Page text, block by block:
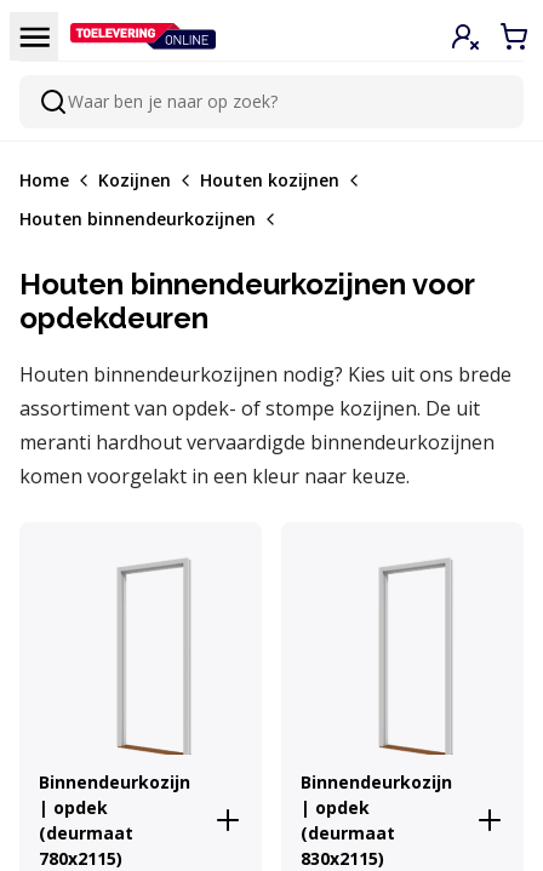
Menu
Zoeken
Waar ben je naar op zoek?
Inloggen
Home Kozijnen
Houten kozijnen
Houten binnendeurkozijnen
Houten binnendeurkozijnen voor
opdekdeuren
Houten binnendeurkozijnen nodig? Kies uit ons brede
assortiment van opdek- of stompe kozijnen. De uit
meranti hardhout vervaardigde binnendeurkozijnen
komen voorgelakt in een kleur naar keuze.
Binnendeurkozijn
| opdek
(deurmaat
780x2115)
Binnendeurkozijn
| opdek
(deurmaat
830x2115)